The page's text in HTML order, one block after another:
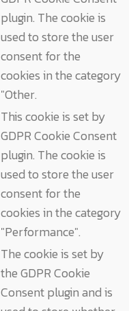
plugin. The cookie is
used to store the user
consent for the
cookies in the category
"Other.
This cookie is set by
GDPR Cookie Consent
plugin. The cookie is
used to store the user
consent for the
cookies in the category
"Performance".
The cookie is set by
the GDPR Cookie
Consent plugin and is